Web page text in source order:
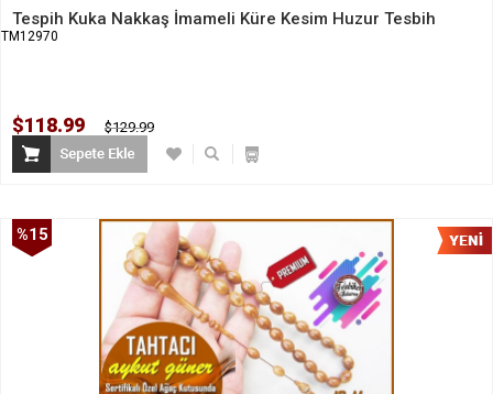
Tespih Kuka Nakkaş İmameli Küre Kesim Huzur Tesbih
TM12970
$118.99 $129.99
%15